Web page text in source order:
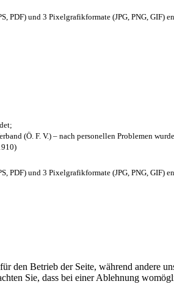
den Betrieb der Seite, während andere
Sie, dass bei einer Ablehnung
PDF) und 3 Pixelgrafikformate (JPG, PNG, GIF)
(Ö. F. V.) – nach personellen Problemen
PDF) und 3 Pixelgrafikformate (JPG, PNG, GIF)